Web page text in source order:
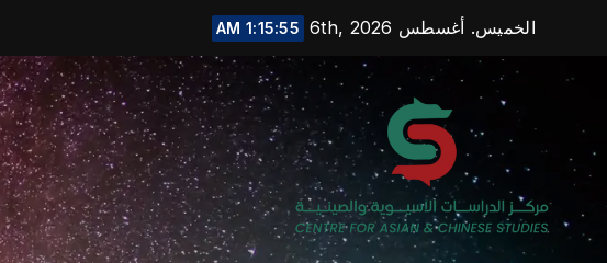
content
الخميس. أغسطس 6th, 2026 1:15:57 AM